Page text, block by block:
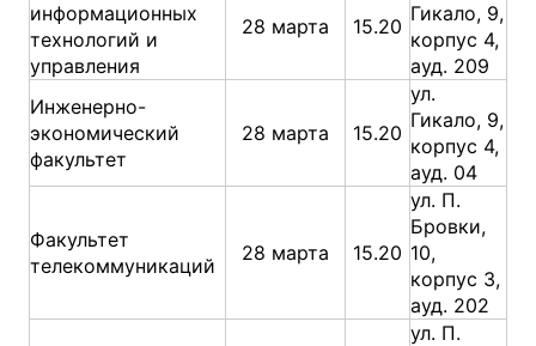
информационных
технологий и
управления
28 марта 15.20
Гикало, 9,
корпус 4,
ауд. 209
Инженерно-
экономический
факультет
28 марта 15.20
ул.
Гикало, 9,
корпус 4,
ауд. 04
Факультет
телекоммуникаций
28 марта 15.20
ул. П.
Бровки,
10,
корпус 3,
ауд. 202
ул. П.